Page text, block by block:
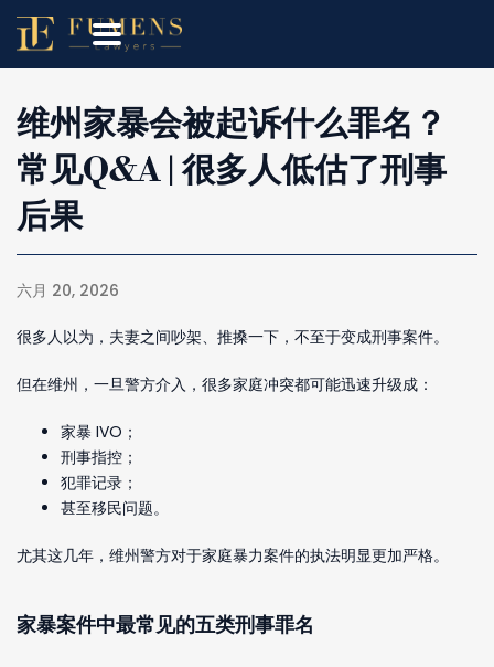
维州家暴会被起诉什么罪名？
常见Q&A | 很多人低估了刑事
后果
六月 20, 2026
很多人以为，夫妻之间吵架、推搡一下，不至于变成刑事案件。
但在维州，一旦警方介入，很多家庭冲突都可能迅速升级成：
家暴 IVO；
刑事指控；
犯罪记录；
甚至移民问题。
尤其这几年，维州警方对于家庭暴力案件的执法明显更加严格。
家暴案件中最常见的五类刑事罪名